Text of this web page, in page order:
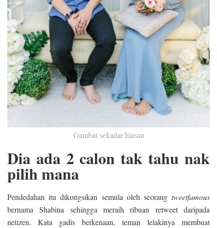
Gambar sekadar hiasan
Dia ada 2 calon tak tahu nak
pilih mana
Pendedahan itu dikongsikan semula oleh seorang tweetfamous
bernama Shabina sehingga meraih ribuan retweet daripada
netizen. Kata gadis berkenaan, teman lelakinya membuat